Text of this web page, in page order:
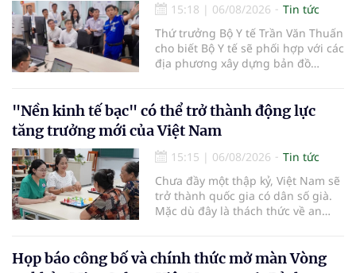
15:18 | 06/08/2026
Tin tức
Thứ trưởng Bộ Y tế Trần Văn Thuấn
cho biết Bộ Y tế sẽ phối hợp với các
địa phương xây dựng bản đồ
thiện cơ chế tài chính và đa dạng
hóa phương tiện nhằm nâng cao
năng lực cấp cứu trước viện trên
phạm vi cả nước.
"Nền kinh tế bạc" có thể trở thành động lực
tăng trưởng mới của Việt Nam
15:15 | 06/08/2026
Tin tức
Chưa đầy một thập kỷ, Việt Nam sẽ
trở thành quốc gia có dân số già.
Mặc dù đây là thách thức về an
có giá trị hàng tỷ USD.
Họp báo công bố và chính thức mở màn Vòng